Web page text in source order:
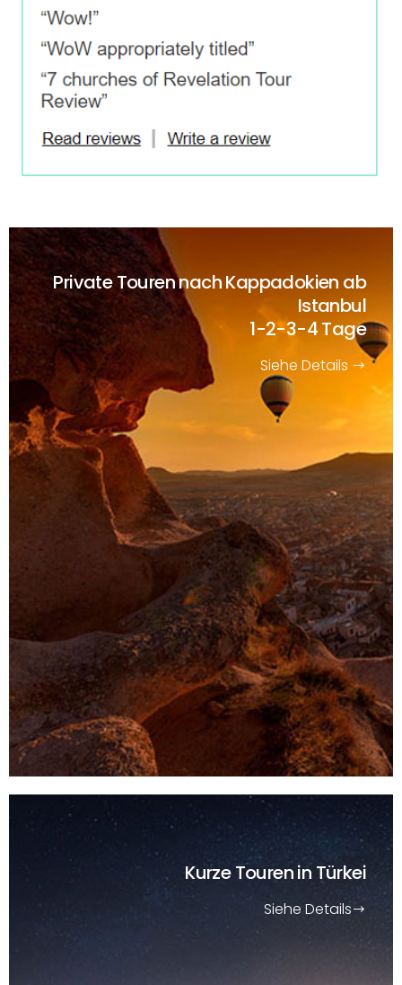
Private Touren nach Kappadokien ab
Istanbul
1-2-3-4 Tage
Siehe Details
Kurze Tourenin Türkei
Siehe Details